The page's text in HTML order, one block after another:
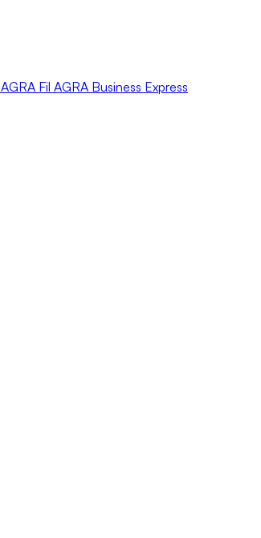
AGRA Fil AGRA Business Express